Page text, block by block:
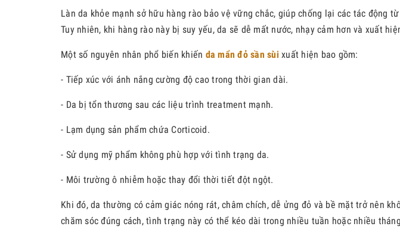
Làn da khỏe mạnh sở hữu hàng rào bảo vệ vững chắc, giúp chống lại các tác động
Tuy nhiên, khi hàng rào này bị suy yếu, da sẽ dễ mất nước, nhạy cảm hơn và xuất
Một số nguyên nhân phổ biến khiến da mẩn đỏ sần sùixuất hiện bao gồm:
- Tiếp xúc với ánh nắng cường độ cao trong thời gian dài.
- Da bị tổn thương sau các liệu trình treatment mạnh.
- Lạm dụng sản phẩm chứa Corticoid.
- Sử dụng mỹ phẩm không phù hợp với tình trạng da.
- Môi trường ô nhiễm hoặc thay đổi thời tiết đột ngột.
Khi đó, da thường có cảm giác nóng rát, châm chích, dễ ửng đỏ và bề mặt trở nên
chăm sóc đúng cách, tình trạng này có thể kéo dài trong nhiều tuần hoặc nhiều